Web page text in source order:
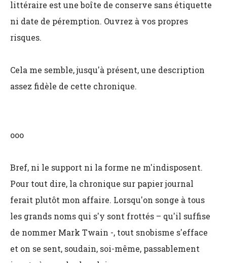
littéraire est une boîte de conserve sans étiquette
ni date de péremption. Ouvrez à vos propres
risques.
Cela me semble, jusqu'à présent, une description
assez fidèle de cette chronique.
ooo
Bref, ni le support ni la forme ne m'indisposent.
Pour tout dire, la chronique sur papier journal
ferait plutôt mon affaire. Lorsqu'on songe à tous
les grands noms qui s'y sont frottés – qu'il suffise
de nommer Mark Twain -, tout snobisme s'efface
et on se sent, soudain, soi-même, passablement